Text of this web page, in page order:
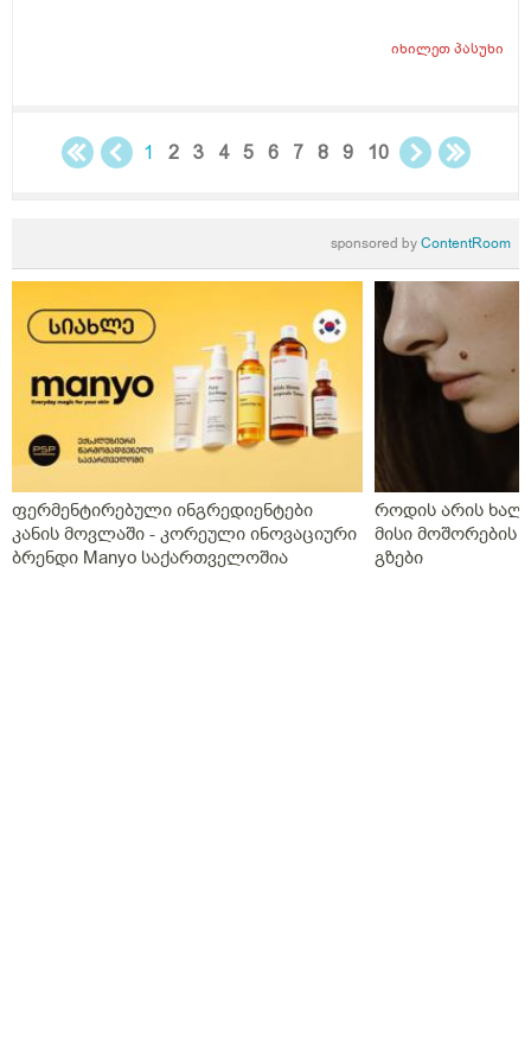
იხილეთპასუხი
1 2 3 4 5 6 7 8 9 10
sponsored byContentRoom
ფერმენტირებული ინგრედიენტები
კანის მოვლაში - კორეული ინოვაციური
ბრენდი Manyo საქართველოშია
როდის არის
მისი მოშორების
გზები